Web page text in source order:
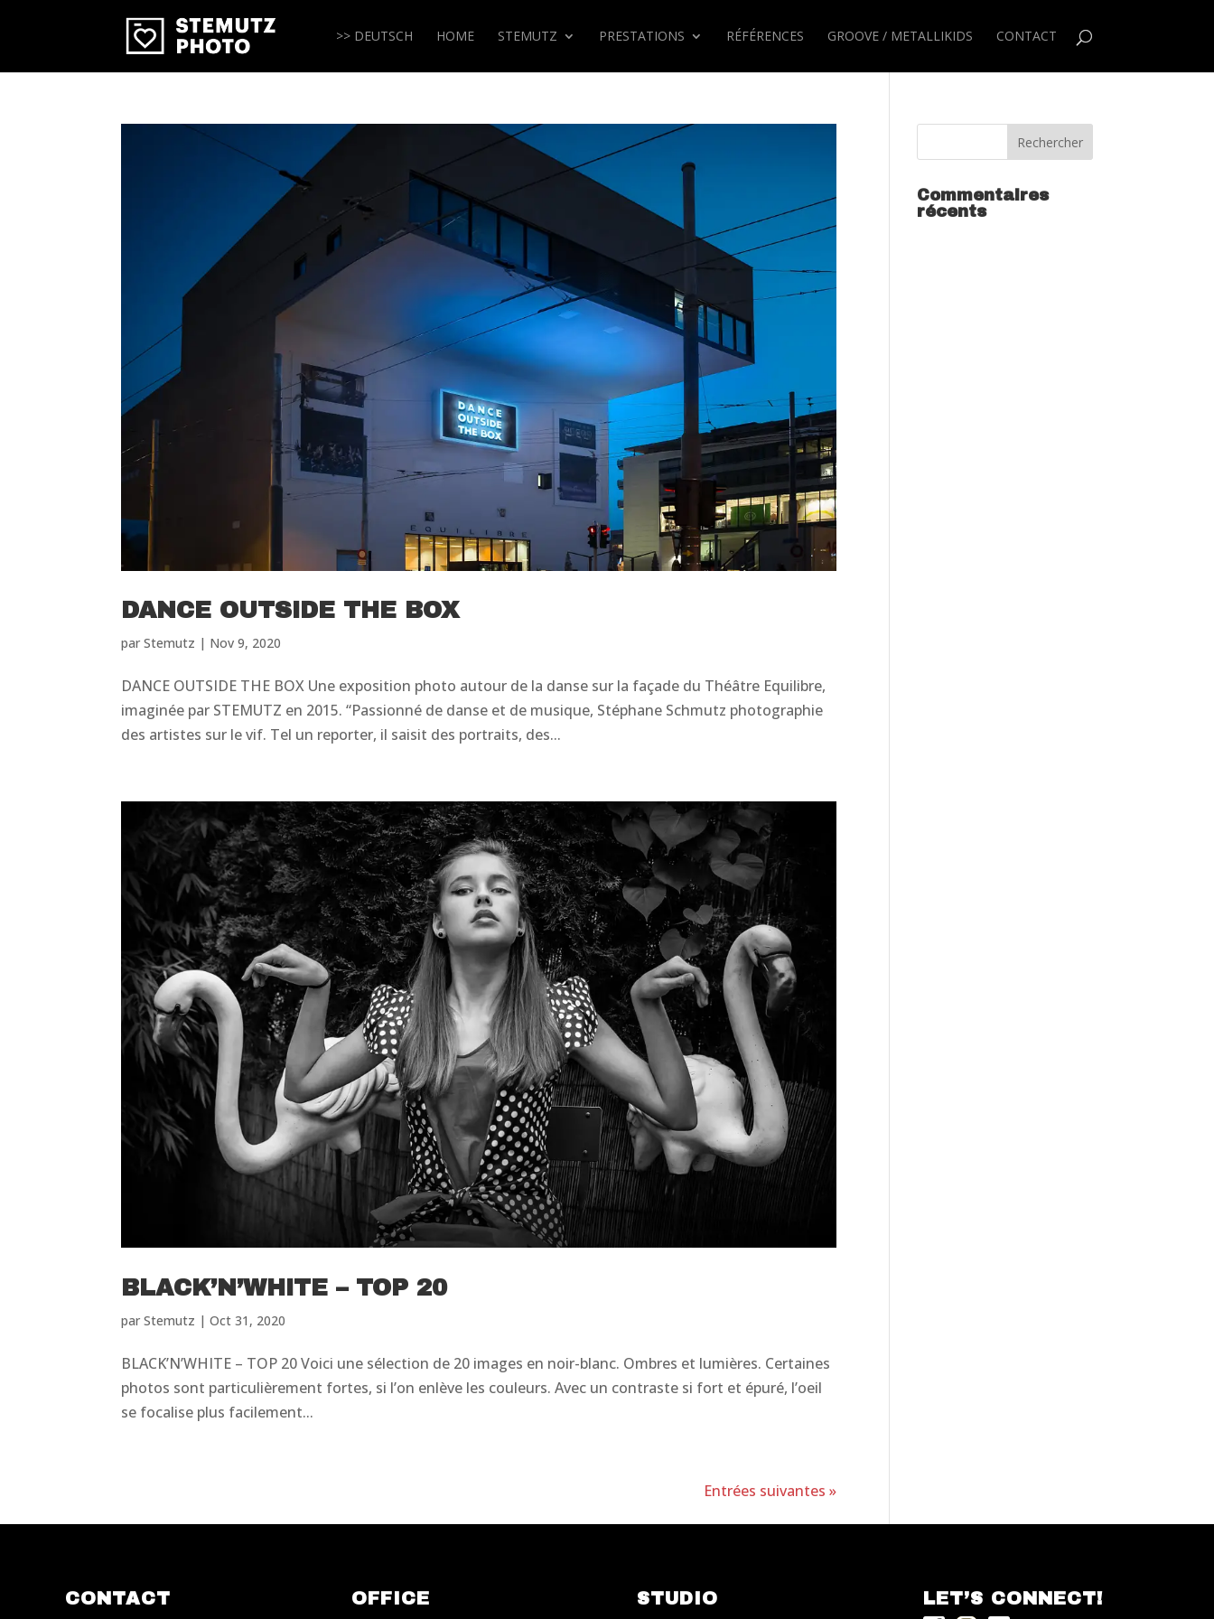
>> DEUTSCH HOME STEMUTZ PRESTATIONS RÉFÉRENCES GROOVE / METALLIKIDS CONTACT
DANCE OUTSIDE THE BOX
parStemutz | Nov 9, 2020
DANCE OUTSIDE THE BOX Une exposition photo autour de la danse sur la façade du Théâtre Equilibre,
imaginée par STEMUTZ en 2015. “Passionné de danse et de musique, Stéphane Schmutz photographie
des artistes sur le vif. Tel un reporter, il saisit des portraits, des...
BLACK’N’WHITE – TOP 20
parStemutz |Oct 31, 2020
BLACK’N’WHITE – TOP 20 Voici une sélection de 20 images en noir-blanc. Ombres et lumières. Certaines
photos sont particulièrement fortes, si l’on enlève les couleurs. Avec un contraste si fort et épuré, l’oeil
se focalise plus facilement...
Entrées suivantes »
Commentaires
récents
CONTACT OFFICE STUDIO LET’S CONNECT!